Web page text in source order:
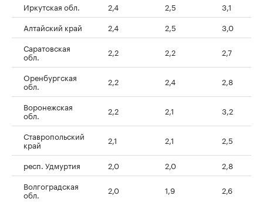
Иркутская обл.
2,4 2,5
3,1
Алтайский край
2,4 2,5
3,0
Саратовская
обл. 2,2 2,2 2,7
Оренбургская
обл. 2,2 2,4 2,8
Воронежская
обл. 2,2 2,1 3,2
Ставропольский
край 2,1 2,1 2,5
респ. Удмуртия 2,0 2,0
2,8
Волгоградская
обл. 2,0 1,9 2,6